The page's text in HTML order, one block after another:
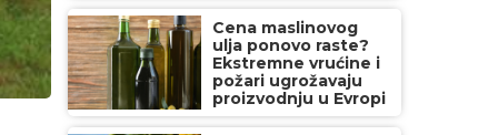
Cena maslinovog
ulja ponovo raste?
Ekstremne vrućine i
požari ugrožavaju
proizvodnju u Evropi